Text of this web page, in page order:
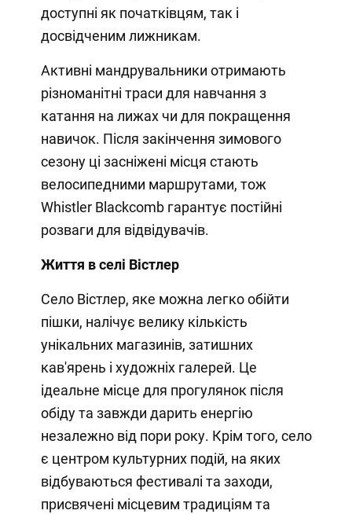
доступні як початківцям, так і
досвідченим лижникам.
Активні мандрувальники отримають
різноманітні траси для навчання з
катання на лижах чи для покращення
навичок. Після закінчення зимового
сезону ці засніжені місця стають
велосипедними маршрутами, тож
Whistler Blackcomb гарантує постійні
розваги для відвідувачів.
Життя в селі Вістлер
Село Вістлер, яке можна легко обійти
пішки, налічує велику кількість
унікальних магазинів, затишних
кав'ярень і художніх галерей. Це
ідеальне місце для прогулянок після
обіду та завжди дарить енергію
незалежно від пори року. Крім того, село
є центром культурних подій, на яких
відбуваються фестивалі та заходи,
присвячені місцевим традиціям та